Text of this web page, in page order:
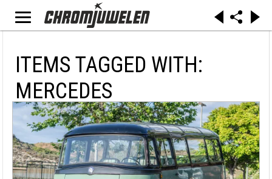
ITEMS TAGGED WITH:
MERCEDES